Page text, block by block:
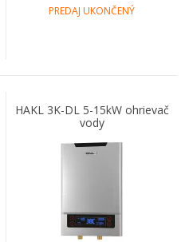
PREDAJ UKONČENÝ
HAKL 3K-DL 5-15kW ohrievač
vody